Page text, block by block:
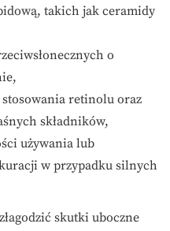
takich jak ceramidy
o
retinolu oraz
składników,
używania lub
w przypadku silnych
skutki uboczne